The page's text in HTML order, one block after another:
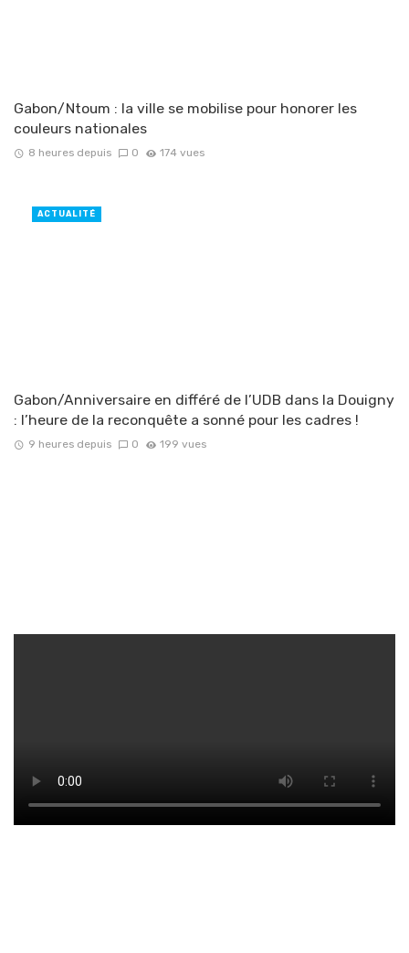
Gabon/Ntoum : la ville se mobilise pour honorer les
couleurs nationales
8 heures depuis 0 174 vues
Gabon/Anniversaire en différé de l’UDB dans la Douigny
: l’heure de la reconquête a sonné pour les cadres !
9 heures depuis 0 199 vues
ACTUALITÉ